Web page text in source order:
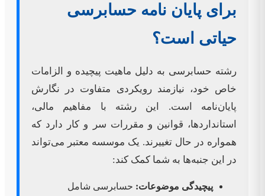
برای پایان نامه حسابرسی
حیاتی است؟
رشته حسابرسی به دلیل ماهیت پیچیده و الزامات
خاص خود، نیازمند رویکردی متفاوت در نگارش
پایان‌نامه است. این رشته با مفاهیم مالی،
استانداردها، قوانین و مقررات سر و کار دارد که
همواره در حال تغییرند. یک موسسه معتبر می‌تواند
در این جنبه‌ها به شما کمک کند:
پیچیدگی موضوعات: حسابرسی شامل